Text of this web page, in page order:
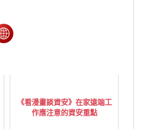
《看漫畫談資安》在家遠端工
作應注意的資安重點